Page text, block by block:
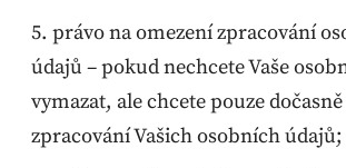
právo na omezení zpracování
údajů – pokud nechcete Vaše
vymazat, ale chcete pouze
zpracování Vašich osobních údajů;